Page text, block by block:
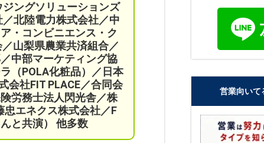
ングソリューションズ
北陸電力株式会社／中
・コンビニエンス・ク
山梨県農業共済組合／
中部マーケティング協
（POLA化粧品） ／日本
会社FIT PLACE／合同会
労務士法人閃光舎／株
エネクス株式会社／F
と共演） 他多数
営業向いて